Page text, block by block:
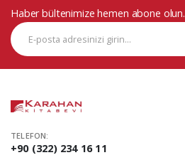
Haber bültenimize hemen abone olun.
TELEFON:
+90 (322) 234 16 11